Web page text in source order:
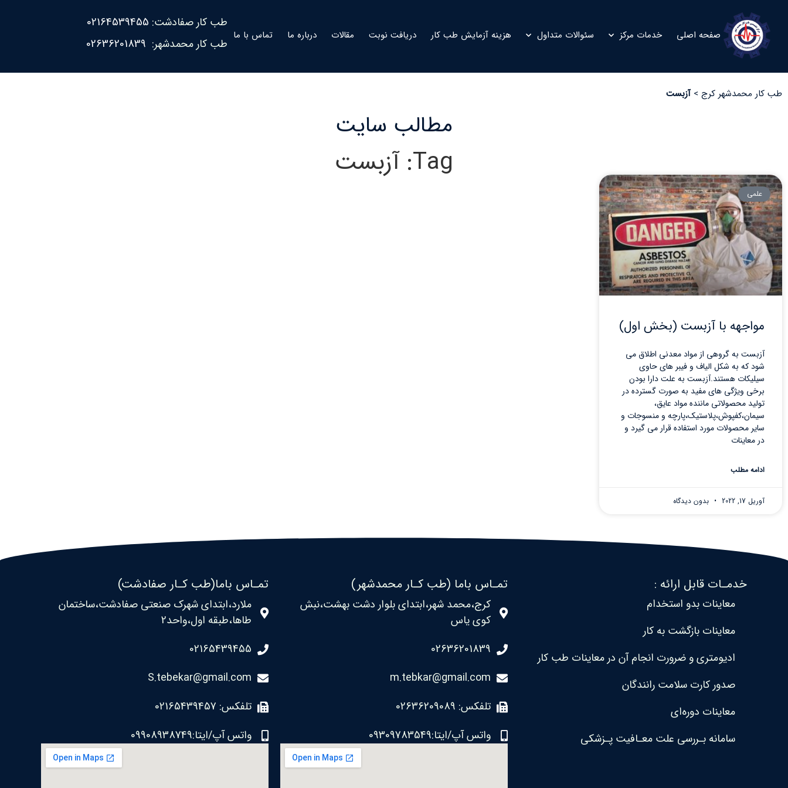
صفحه اصلی خدمات مرکز سئوالات متداول هزینه آزمایش طب کار دریافت نوبت مقالات درباره ما تماس با ما
طب کار صفادشت: 02164539455
طب کار محمدشهر: 02636201839
طب کار محمدشهر کرج >آزبست
مطالب سایت
Tag: آزبست
علمی
مواجهه با آزبست (بخش اول)
آزبست به گروهی از مواد معدنی اطلاق می
شود که به شکل الیاف و فیبر های حاوی
سیلیکات هستند.آزبست به علت دارا بودن
برخی ویژگی های مفید به صورت گسترده در
تولید محصولاتی ماننده مواد عایق،
سیمان،کفپوش،پلاستیک،پارچه و منسوجات و
سایر محصولات مورد استفاده قرار می گیرد و
در معاینات
ادامه مطلب
آوریل 17, 2022 بدون دیدگاه
خدمـات قابل ارائه :
معاینات بدو استخدام
معاینات بازگشت به کار
ادیومتری و ضرورت انجام آن در معاینات طب کار
صدور کارت سلامت رانندگان
معاینات دوره‌ای
سامانه بـررسی علت معـافیت پـزشکی
تمـاس باما (طب کـار محمدشهر)
کرج،محمد شهر،ابتدای بلوار دشت بهشت،نبش
کوی یاس
02636201839
m.tebkar@gmail.com
تلفکس: 02636209089
واتس آپ/ایتا:09309783549
تمـاس باما(طب کـار صفادشت)
ملارد،ابتدای شهرک صنعتی صفادشت،ساختمان
طاها،طبقه اول،واحد2
02165439455
S.tebekar@gmail.com
تلفکس: 02165439457
واتس آپ/ایتا:09908938749